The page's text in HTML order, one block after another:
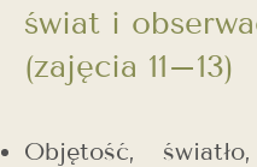
świat i
(zajęcia 11–13)
Objętość,